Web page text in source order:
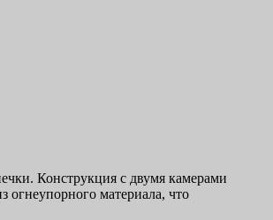
Конструкция с двумя камерами
огнеупорного материала, что